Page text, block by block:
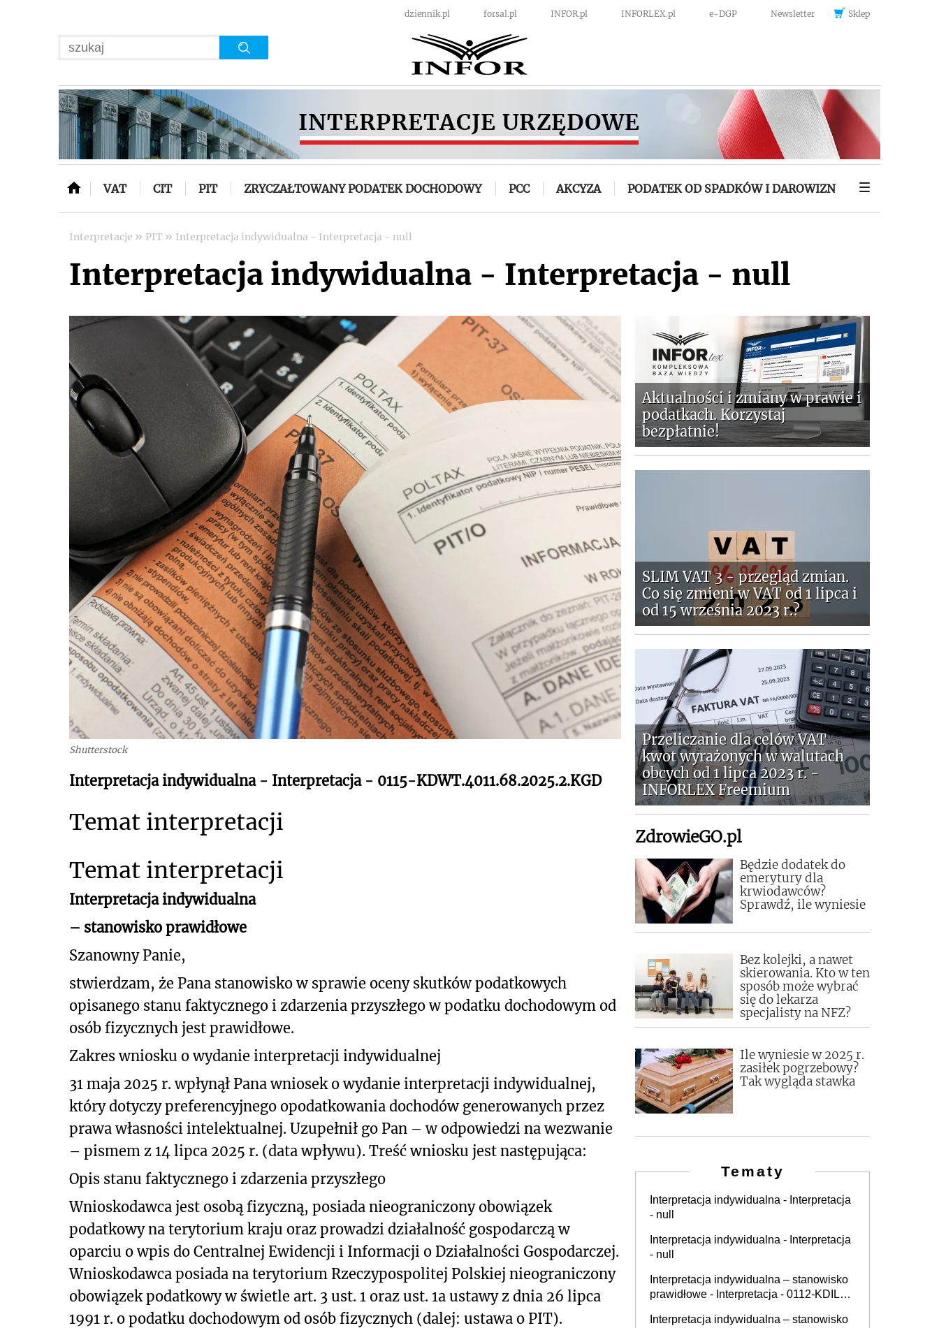
dziennik.pl forsal.pl INFOR.pl INFORLEX.pl e-DGP Newsletter Sklep
VAT CIT PIT ZRYCZAŁTOWANY PODATEK DOCHODOWY PCC AKCYZA PODATEK OD SPADKÓW I DAROWIZN
Interpretacje » PIT » Interpretacja indywidualna - Interpretacja - null
Interpretacja indywidualna - Interpretacja - null
Shutterstock
Interpretacja indywidualna - Interpretacja - 0115-KDWT.4011.68.2025.2.KGD
Temat interpretacji
Temat interpretacji
Interpretacja indywidualna
– stanowisko prawidłowe
Szanowny Panie,
stwierdzam, że Pana stanowisko w sprawie oceny skutków podatkowych
opisanego stanu faktycznego i zdarzenia przyszłego w podatku dochodowym od
osób fizycznych jest prawidłowe.
Zakres wniosku o wydanie interpretacji indywidualnej
31 maja 2025 r. wpłynął Pana wniosek o wydanie interpretacji indywidualnej,
którydotyczy preferencyjnego opodatkowania dochodów generowanych przez
prawa własności intelektualnej. Uzupełnił go Pan – w odpowiedzi na wezwanie
– pismem z 14 lipca 2025 r. (data wpływu). Treść wniosku jest następująca:
Opis stanu faktycznego i zdarzenia przyszłego
Wnioskodawca jest osobą fizyczną, posiada nieograniczony obowiązek
podatkowy na terytorium kraju oraz prowadzi działalność gospodarczą w
oparciu o wpis do Centralnej Ewidencji i Informacji o Działalności Gospodarczej.
Wnioskodawca posiada na terytorium Rzeczypospolitej Polskiej nieograniczony
obowiązek podatkowy w świetle art. 3 ust. 1 oraz ust. 1a ustawy z dnia 26 lipca
1991 r. o podatku dochodowym od osób fizycznych (dalej: ustawa o PIT).
Aktualności i zmiany w prawie i
podatkach. Korzystaj
bezpłatnie!
SLIM VAT 3 - przegląd zmian.
Co się zmieni w VAT od 1 lipca i
od 15 września 2023 r.?
Przeliczanie dla celów VAT
kwot wyrażonych w walutach
obcych od 1 lipca 2023 r. -
INFORLEX Freemium
ZdrowieGO.pl
Będzie dodatek do
emerytury dla
krwiodawców?
Sprawdź, ile wyniesie
Bez kolejki, a nawet
skierowania. Kto w ten
sposób może wybrać
się do lekarza
specjalisty na NFZ?
Ile wyniesie w 2025 r.
zasiłek pogrzebowy?
Tak wygląda stawka
Tematy
Interpretacja indywidualna - Interpretacja
- null
Interpretacja indywidualna - Interpretacja
- null
Interpretacja indywidualna – stanowisko
prawidłowe - Interpretacja - 0112-KDIL2-
Interpretacja indywidualna – stanowisko